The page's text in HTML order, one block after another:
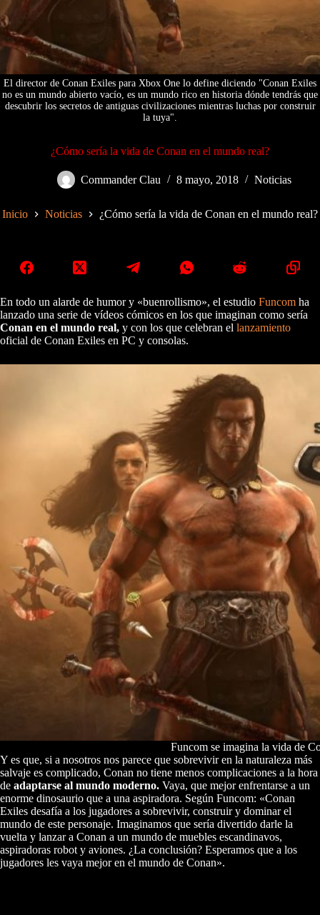
El director de Conan Exiles para Xbox One lo define diciendo "Conan Exiles
no es un mundo abierto vacío, es un mundo rico en historia dónde tendrás que
descubrir los secretos de antiguas civilizaciones mientras luchas por construir
la tuya".
¿Cómo sería la vida de Conan en el mundo real?
Commander Clau 8 mayo, 2018 Noticias
Inicio Noticias ¿Cómo sería la vida de Conan en el mundo real?
En todo un alarde de humor y «buenrollismo», el estudio Funcom ha
lanzado una serie de vídeos cómicos en los que imaginan como sería
Conan en el mundo real, y con los que celebran el lanzamiento
oficial de Conan Exiles en PC y consolas.
Funcom se imagina la vida de
Y es que, si a nosotros nos parece que sobrevivir en la naturaleza más
salvaje es complicado, Conan no tiene menos complicaciones a la hora
de adaptarse al mundo moderno. Vaya, que mejor enfrentarse a un
enorme dinosaurio que a una aspiradora. Según Funcom: «Conan
Exiles desafía a los jugadores a sobrevivir, construir y dominar el
mundo de este personaje. Imaginamos que sería divertido darle la
vuelta y lanzar a Conan a un mundo de muebles escandinavos,
aspiradoras robot y aviones. ¿La conclusión? Esperamos que a los
jugadores les vaya mejor en el mundo de Conan».